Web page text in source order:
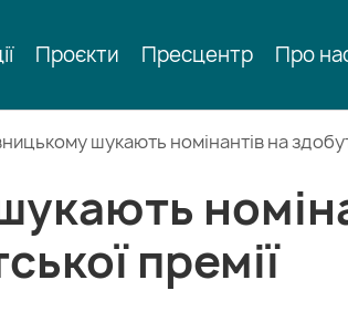
Проєкти Пресцентр Про
шукають номінантів на
премії